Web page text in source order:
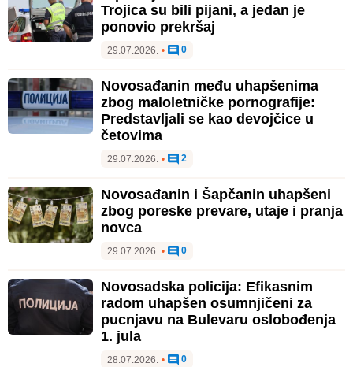
Trojica su bili pijani, a jedan je
ponovio prekršaj
29.07.2026. • 0
Novosađanin među uhapšenima
zbog maloletničke pornografije:
Predstavljali se kao devojčice u
četovima
29.07.2026. • 2
Novosađanin i Šapčanin uhapšeni
zbog poreske prevare, utaje i pranja
novca
29.07.2026. • 0
Novosadska policija: Efikasnim
radom uhapšen osumnjičeni za
pucnjavu na Bulevaru oslobođenja
1. jula
28.07.2026. • 0